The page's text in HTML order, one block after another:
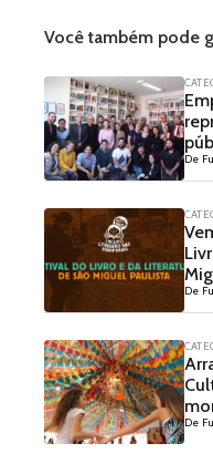
Você também pode
De
De
De